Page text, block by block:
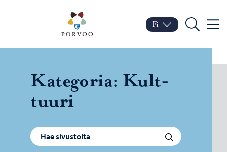
Porvoo – Siirry
Vaihda kieltä
Nykyinen kieli: Suomi
Fi
Hae
Ka­te­go­ria: Kult­
tuu­ri
Haku: Hae